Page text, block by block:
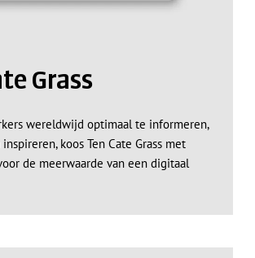
Grass
wereldwijd optimaal te informeren,
koos Ten Cate Grass met
voor de meerwaarde van een digitaal